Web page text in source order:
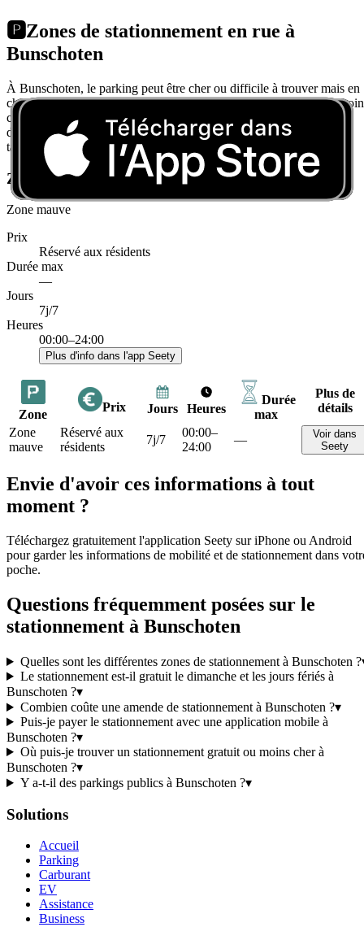
🅿️Zones de stationnement en rue à
Bunschoten
À Bunschoten, le parking peut être cher ou difficile à trouver mais en
choisissant bien on peut facilement trouver du parking gratuit ou
cher. À Bunschoten, il y a 1 zones de stationnement en voirie
différentes. Vous trouverez le détail des horaires, le règlement et les
tarifs de chacune ci-dessous.
Zones restreintes à Bunschoten
Zone mauve
Prix
Réservé aux résidents
Durée max
—
Jours
7j/7
Heures
00:00–24:00
Plus d'info dans l'app Seety
Zone
Prix Jours Heures
Durée
max
Plus de
détails
Zone
mauve
Réservé aux
résidents
7j/7
00:00–
24:00
—
Voir dans
Seety
Envie d'avoir ces informations à tout
moment ?
Téléchargez gratuitement l'application Seety sur iPhone ou Android
pour garder les informations de mobilité et de stationnement dans
poche.
Questions fréquemment posées sur le
stationnement à Bunschoten
Quelles sont les différentes zones de stationnement à Bunschoten ?
Le stationnement est-il gratuit le dimanche et les jours fériés à
Bunschoten ?▾
Combien coûte une amende de stationnement à Bunschoten ?▾
Puis-je payer le stationnement avec une application mobile à
Bunschoten ?▾
Où puis-je trouver un stationnement gratuit ou moins cher à
Bunschoten ?▾
Y a-t-il des parkings publics à Bunschoten ?▾
Solutions
Accueil
Parking
Carburant
EV
Assistance
Business